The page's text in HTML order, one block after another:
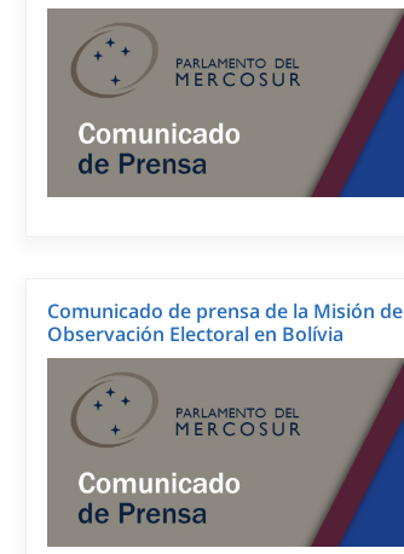
Comunicado de prensa de la Misión de
Observación Electoral en Bolívia